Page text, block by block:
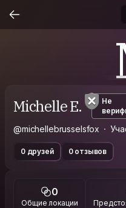
Michelle E.
Не
@michellebrusselsfox
0 друзей 0 отзывов
0
Общие локации